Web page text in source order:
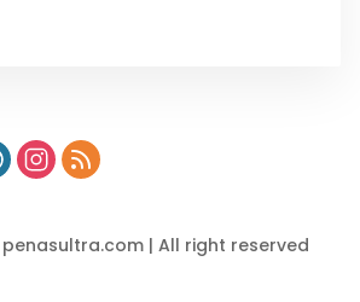
| All right reserved